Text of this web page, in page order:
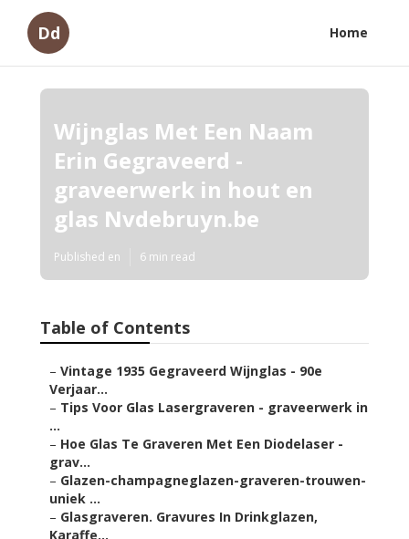
Dd Home
Wijnglas Met Een Naam
Erin Gegraveerd -
graveerwerk in hout en
glas Nvdebruyn.be
Published en 6 min read
Table of Contents
– Vintage 1935 Gegraveerd Wijnglas - 90e
Verjaar...
– Tips Voor Glas Lasergraveren - graveerwerk in
...
– Hoe Glas Te Graveren Met Een Diodelaser -
grav...
– Glazen-champagneglazen-graveren-trouwen-
uniek ...
– Glasgraveren. Gravures In Drinkglazen,
Karaffe...